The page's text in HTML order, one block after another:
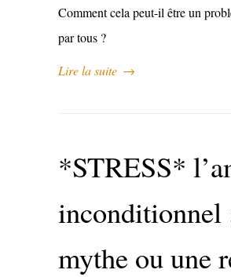
Comment cela peut-il être un
par tous ?
Lire la suite →
*STRESS*
inconditionnel
mythe ou une